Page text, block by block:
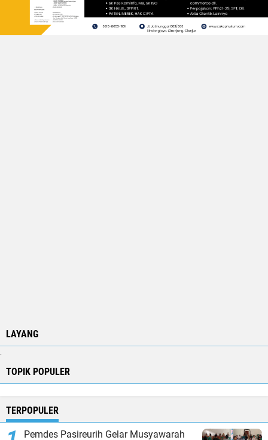
LAYANG
.
TOPIK POPULER
TERPOPULER
Pemdes Pasireurih Gelar Musyawarah